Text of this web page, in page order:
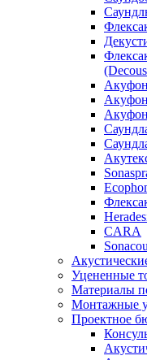
CARA
Уцененные
Материалы
Монтажные
Проектное